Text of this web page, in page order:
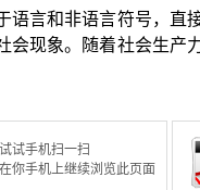
言和非语言符号，直
会现象。随着社会生产
试试手机扫一扫
在你手机上继续浏览此页面